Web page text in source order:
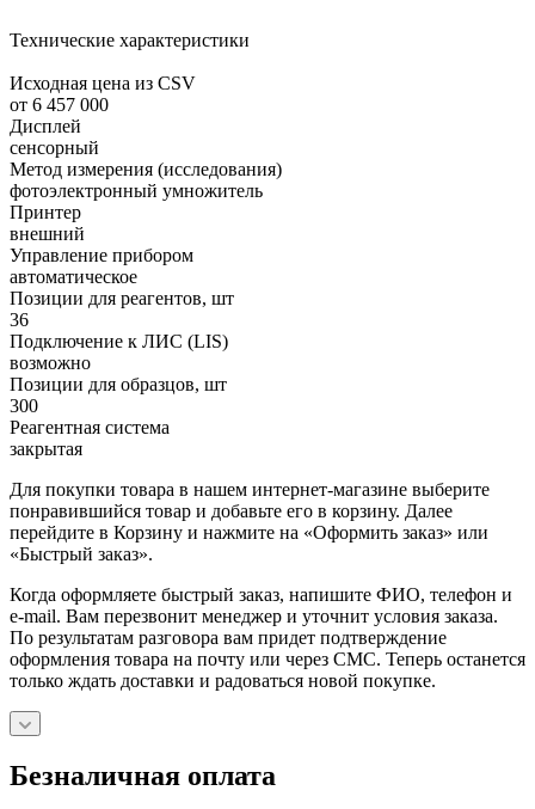
Технические характеристики
Исходная цена из CSV
от 6 457 000
Дисплей
сенсорный
Метод измерения (исследования)
фотоэлектронный умножитель
Принтер
внешний
Управление прибором
автоматическое
Позиции для реагентов, шт
36
Подключение к ЛИС (LIS)
возможно
Позиции для образцов, шт
300
Реагентная система
закрытая
Для покупки товара в нашем интернет-магазине выберите
понравившийся товар и добавьте его в корзину. Далее
перейдите в Корзину и нажмите на «Оформить заказ» или
«Быстрый заказ».
Когда оформляете быстрый заказ, напишите ФИО, телефон и
e-mail. Вам перезвонит менеджер и уточнит условия заказа.
По результатам разговора вам придет подтверждение
оформления товара на почту или через СМС. Теперь останется
только ждать доставки и радоваться новой покупке.
Безналичная оплата